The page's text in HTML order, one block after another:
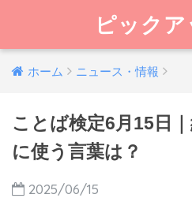
ピック
ホーム ニュース・情報
ことば検定6月15日
に使う言葉は？
2025/06/15